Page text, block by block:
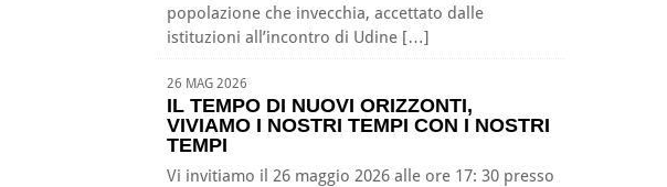
popolazione che invecchia, accettato dalle
istituzioni all’incontro di Udine […]
26 MAG 2026
IL TEMPO DI NUOVI ORIZZONTI,
VIVIAMO I NOSTRI TEMPI CON I NOSTRI
TEMPI
Vi invitiamo il 26 maggio 2026 alle ore 17: 30 presso